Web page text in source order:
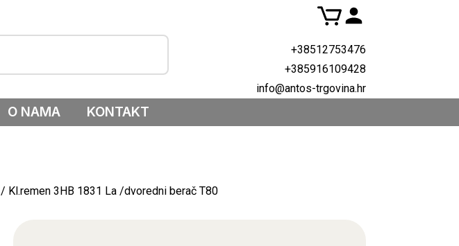
+38512753476
+385916109428
info@antos-trgovina.hr
O NAMA KONTAKT
/ Kl.remen 3HB 1831 La /dvoredni berač T80